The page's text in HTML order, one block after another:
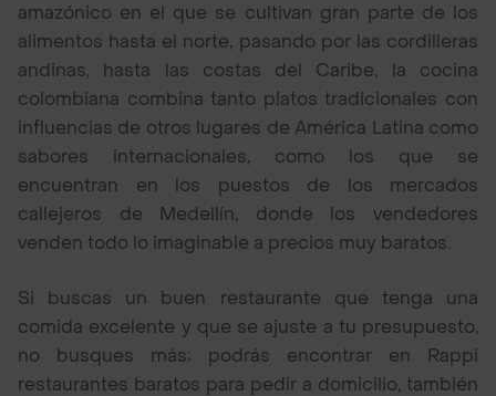
amazónico en el que se cultivan gran parte de los
alimentos hasta el norte, pasando por las cordilleras
andinas, hasta las costas del Caribe, la cocina
colombiana combina tanto platos tradicionales con
influencias de otros lugares de América Latina como
sabores internacionales, como los que se
encuentran en los puestos de los mercados
callejeros de Medellín, donde los vendedores
venden todo lo imaginable a precios muy baratos.
Si buscas un buen restaurante que tenga una
comida excelente y que se ajuste a tu presupuesto,
no busques más; podrás encontrar en Rappi
restaurantes baratos para pedir a domicilio, también